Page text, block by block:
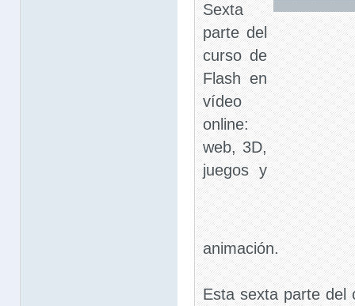
Sexta
parte del
curso de
Flash en
vídeo
online:
web, 3D,
juegos y
animación.
Esta sexta parte del